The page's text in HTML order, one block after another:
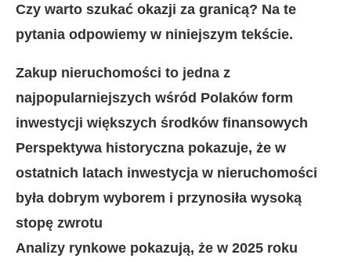
Czy warto szukać okazji za granicą? Na te
pytania odpowiemy w niniejszym tekście.
Zakup nieruchomości to jedna z
najpopularniejszych wśród Polaków form
inwestycji większych środków finansowych
Perspektywa historyczna pokazuje, że w
ostatnich latach inwestycja w nieruchomości
była dobrym wyborem i przynosiła wysoką
stopę zwrotu
Analizy rynkowe pokazują, że w 2025 roku